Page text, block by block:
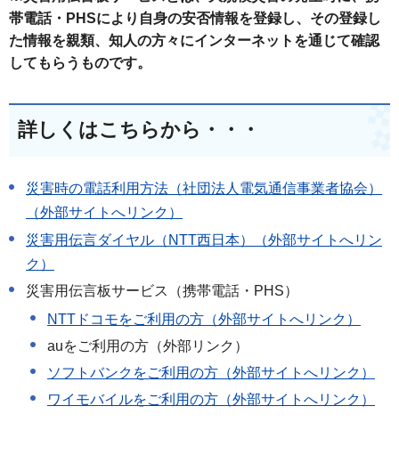
帯電話・PHSにより自身の安否情報を登録し、その登録し
た情報を親類、知人の方々にインターネットを通じて確認
してもらうものです。
詳しくはこちらから・・・
災害時の電話利用方法（社団法人電気通信事業者協会）
（外部サイトへリンク）
災害用伝言ダイヤル（NTT西日本）（外部サイトへリン
ク）
災害用伝言板サービス（携帯電話・PHS）
NTTドコモをご利用の方（外部サイトへリンク）
auをご利用の方（外部リンク）
ソフトバンクをご利用の方（外部サイトへリンク）
ワイモバイルをご利用の方（外部サイトへリンク）